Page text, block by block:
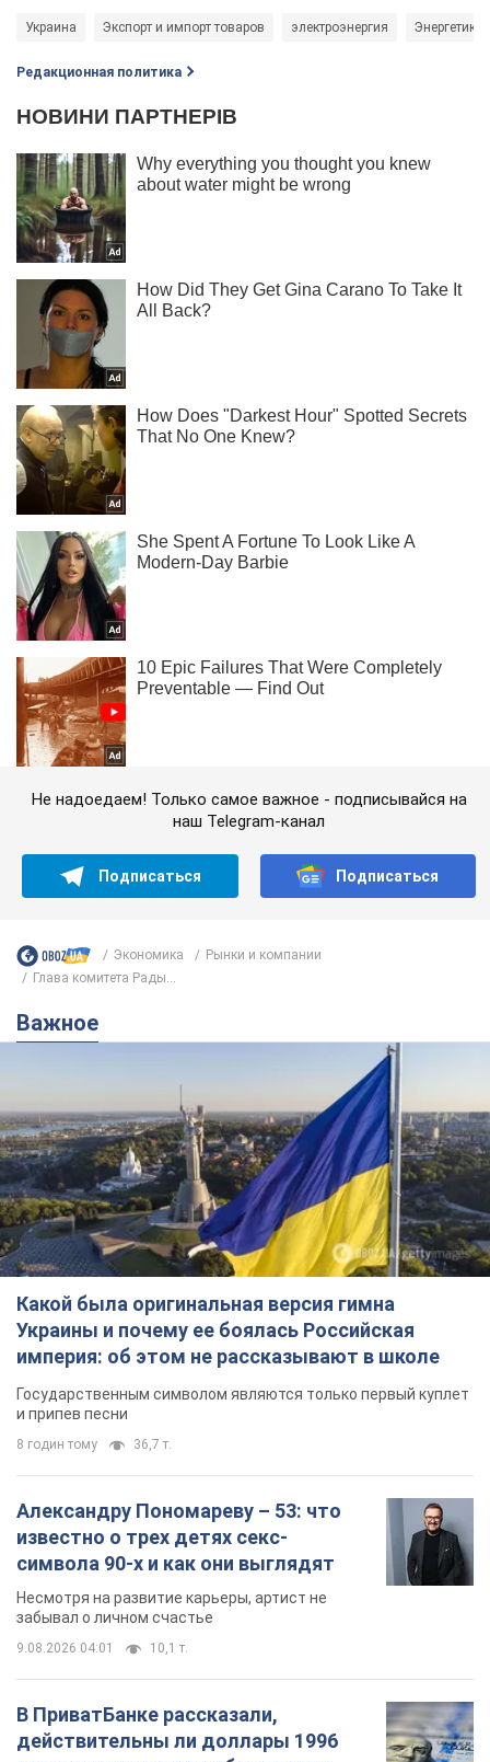
Украина Экспорт и импорт товаров электроэнергия Энергетика
Редакционная политика
Не надоедаем! Только самое важное - подписывайся на
наш Telegram-канал
Подписаться Подписаться
Экономика
Рынки и компании
Глава комитета Рады...
Важное
Какой была оригинальная версия гимна
Украины и почему ее боялась Российская
империя: об этом не рассказывают в школе
Государственным символом являются только первый куплет
и припев песни
8 годин тому 36,7 т.
Александру Пономареву – 53: что
известно о трех детях секс-
символа 90-х и как они выглядят
Несмотря на развитие карьеры, артист не
забывал о личном счастье
9.08.2026 04:01 10,1 т.
В ПриватБанке рассказали,
действительны ли доллары 1996